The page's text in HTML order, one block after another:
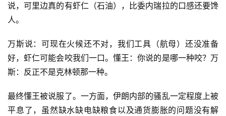
说，可里边真的有虾仁（石油），比委内瑞拉的口感还要馋
人。
万斯说：可现在火候还不对，我们工具（航母）还没准备
好，虾仁可能会咬我们一口。懂王：你说的是哪一种咬？万
斯：反正不是克林顿那一种。
最终懂王被说服了。一方面，伊朗内部的骚乱一定程度上被
平息了，虽然缺水缺电缺粮食以及通货膨胀的问题没有解